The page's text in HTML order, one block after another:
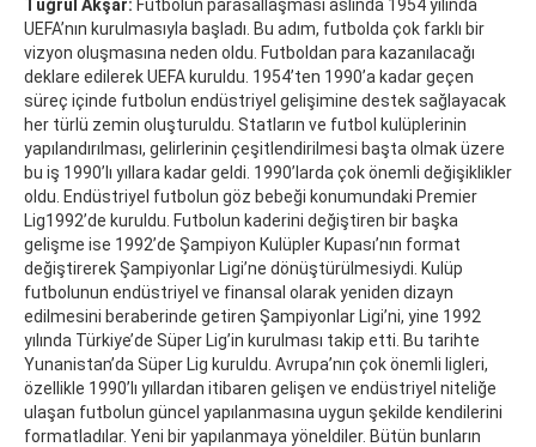
Tuğrul Akşar: Futbolun parasallaşması aslında 1954 yılında
UEFA’nın kurulmasıyla başladı. Bu adım, futbolda çok farklı bir
vizyon oluşmasına neden oldu. Futboldan para kazanılacağı
deklare edilerek UEFA kuruldu. 1954’ten 1990’a kadar geçen
süreç içinde futbolun endüstriyel gelişimine destek sağlayacak
her türlü zemin oluşturuldu. Statların ve futbol kulüplerinin
yapılandırılması, gelirlerinin çeşitlendirilmesi başta olmak üzere
bu iş 1990’lı yıllara kadar geldi. 1990’larda çok önemli değişiklikler
oldu. Endüstriyel futbolun göz bebeği konumundaki Premier
Lig1992’de kuruldu. Futbolun kaderini değiştiren bir başka
gelişme ise 1992’de Şampiyon Kulüpler Kupası’nın format
değiştirerek Şampiyonlar Ligi’ne dönüştürülmesiydi. Kulüp
futbolunun endüstriyel ve finansal olarak yeniden dizayn
edilmesini beraberinde getiren Şampiyonlar Ligi’ni, yine 1992
yılında Türkiye’de Süper Lig’in kurulması takip etti. Bu tarihte
Yunanistan’da Süper Lig kuruldu. Avrupa’nın çok önemli ligleri,
özellikle 1990’lı yıllardan itibaren gelişen ve endüstriyel niteliğe
ulaşan futbolun güncel yapılanmasına uygun şekilde kendilerini
formatladılar. Yeni bir yapılanmaya yöneldiler. Bütün bunların